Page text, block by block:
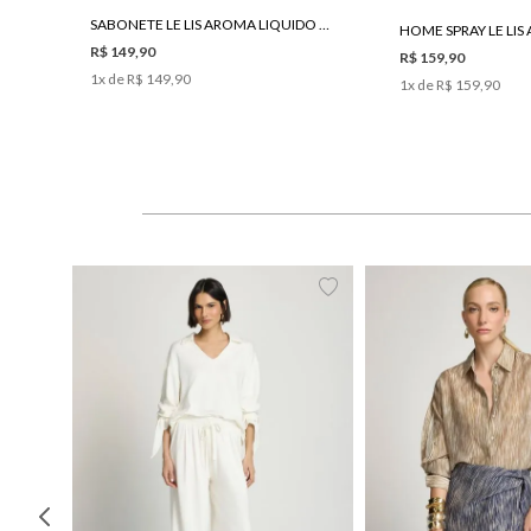
SABONETE LE LIS AROMA LIQUIDO MANDARINA
R$ 149,90
1x de R$ 149,90
R$ 159,90
1x de R$ 159,90